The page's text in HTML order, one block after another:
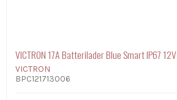
VICTRON 17A Batterilader Blue Smart IP67 12V
VICTRON
BPC121713006